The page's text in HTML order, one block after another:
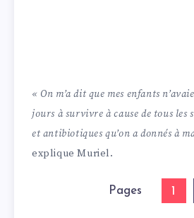
« On m’a dit que mes enfants
jours à survivre à cause de tous les
et antibiotiques qu’on a donnés à
explique Muriel.
Pages 1